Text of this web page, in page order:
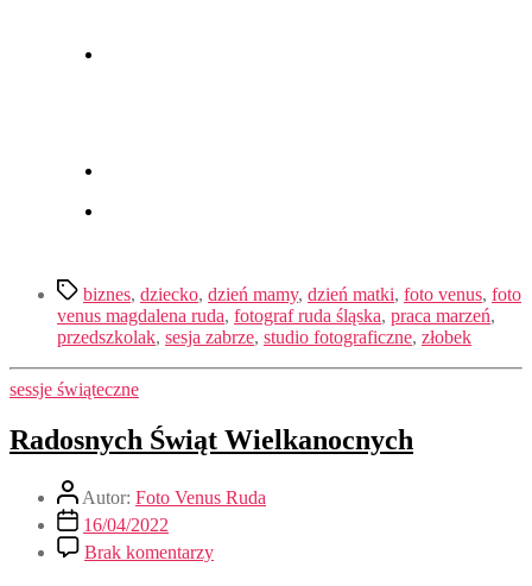
biznes, dziecko, dzień mamy, dzień matki, foto venus, foto
venus magdalena ruda, fotograf ruda śląska, praca marzeń,
przedszkolak, sesja zabrze, studio fotograficzne, złobek
sessje świąteczne
Radosnych Świąt Wielkanocnych
Autor: Foto Venus Ruda
16/04/2022
Brak komentarzy